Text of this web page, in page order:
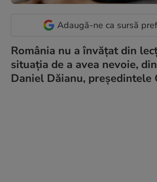
Adaugă-ne ca sursă
România nu a învăţat din
situaţia de a avea nevoie,
Daniel Dăianu, președintele